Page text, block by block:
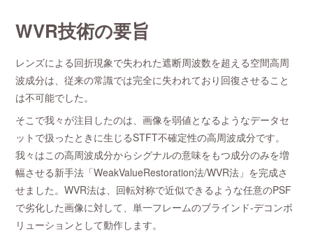
WVR技術の要旨
レンズによる回折現象で失われた遮断周波数を超える空間高周
波成分は、従来の常識では完全に失われており回復させること
は不可能でした。
そこで我々が注目したのは、画像を弱値となるようなデータセ
ットで扱ったときに生じるSTFT不確定性の高周波成分です。
我々はこの高周波成分からシグナルの意味をもつ成分のみを増
幅させる新手法「WeakValueRestoration法/WVR法」を完成さ
せました。WVR法は、回転対称で近似できるような任意のPSF
で劣化した画像に対して、単一フレームのブラインド-デコンボ
リューションとして動作します。